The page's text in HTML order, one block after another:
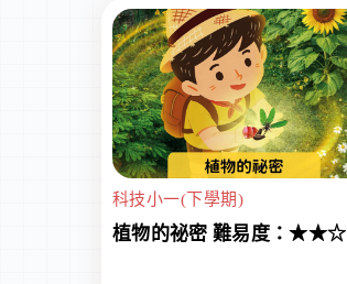
科技小一(下學期)
植物的祕密 難易度：★★☆